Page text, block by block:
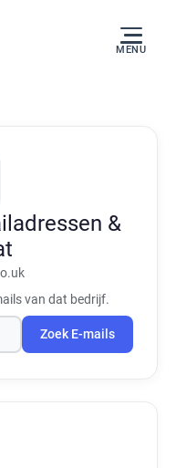
MENU
&
van dat bedrijf.
Zoek E-mails